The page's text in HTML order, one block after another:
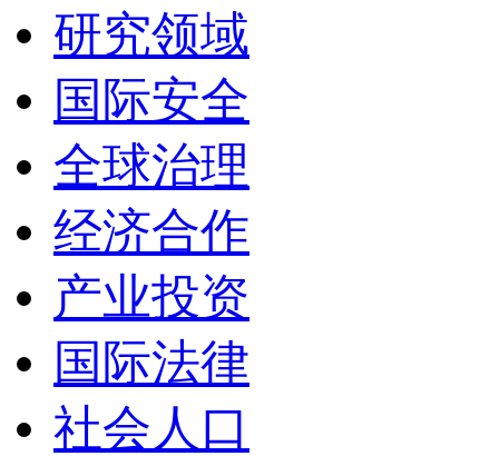
研究领域
国际安全
全球治理
经济合作
产业投资
国际法律
社会人口